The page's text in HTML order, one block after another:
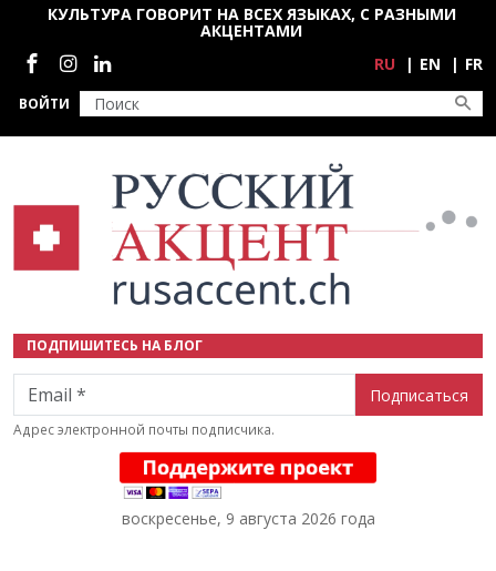
Перейти к основному содержанию
ВОЙТИ
КУЛЬТУРА ГОВОРИТ НА ВСЕХ ЯЗЫКАХ, С РАЗНЫМИ
АКЦЕНТАМИ
Социальные сети
RU EN FR
ПОДПИШИТЕСЬ НА БЛОГ
Email
Адрес электронной почты подписчика.
воскресенье, 9 августа 2026 года